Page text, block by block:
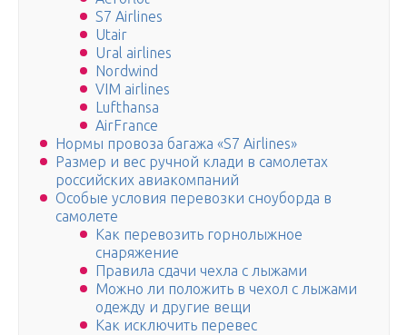
S7 Airlines
Utair
Ural airlines
Nordwind
VIM airlines
Lufthansa
AirFrance
Нормы провоза багажа «S7 Airlines»
Размер и вес ручной клади в самолетах
российских авиакомпаний
Особые условия перевозки сноуборда в
самолете
Как перевозить горнолыжное
снаряжение
Правила сдачи чехла с лыжами
Можно ли положить в чехол с лыжами
одежду и другие вещи
Как исключить перевес